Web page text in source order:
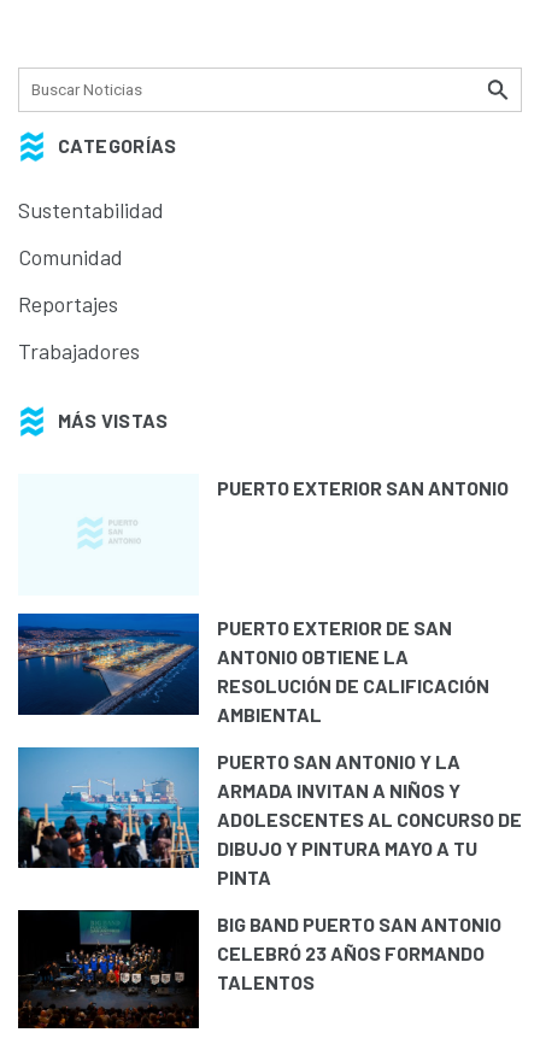
CATEGORÍAS
Sustentabilidad
Comunidad
Reportajes
Trabajadores
MÁS VISTAS
PUERTO EXTERIOR SAN ANTONIO
PUERTO EXTERIOR DE SAN
ANTONIO OBTIENE LA
RESOLUCIÓN DE CALIFICACIÓN
AMBIENTAL
PUERTO SAN ANTONIO Y LA
ARMADA INVITAN A NIÑOS Y
ADOLESCENTES AL CONCURSO DE
DIBUJO Y PINTURA MAYO A TU
PINTA
BIG BAND PUERTO SAN ANTONIO
CELEBRÓ 23 AÑOS FORMANDO
TALENTOS